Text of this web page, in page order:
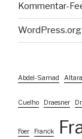
Kommentar-
WordPress.org
Abdel-Samad
Cuelho Draesner
Foer Franck